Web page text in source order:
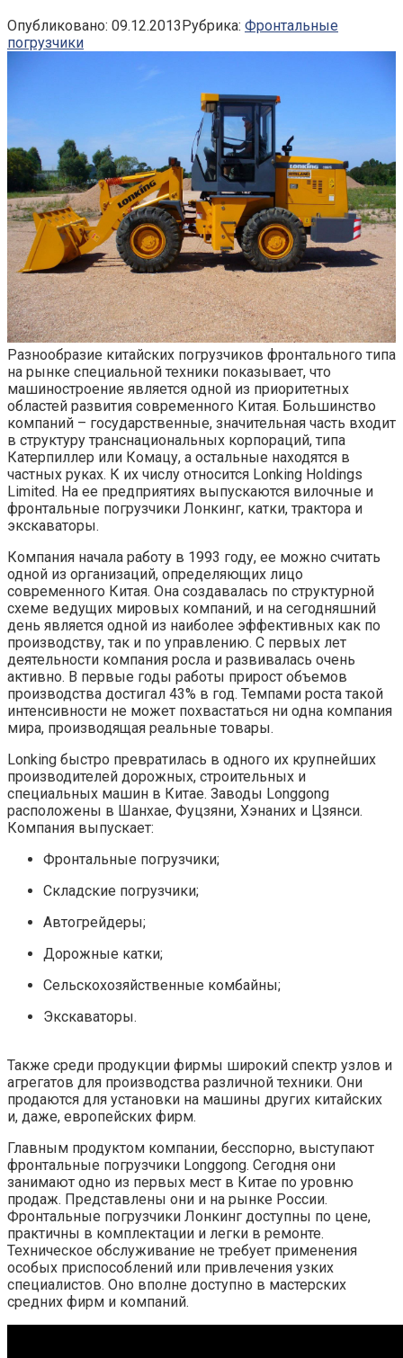
Опубликовано: 09.12.2013Рубрика: Фронтальные
погрузчики
Разнообразие китайских погрузчиков фронтального типа
на рынке специальной техники показывает, что
машиностроение является одной из приоритетных
областей развития современного Китая. Большинство
компаний – государственные, значительная часть входит
в структуру транснациональных корпораций, типа
Катерпиллер или Комацу, а остальные находятся в
частных руках. К их числу относится Lonking Holdings
Limited. На ее предприятиях выпускаются вилочные и
фронтальные погрузчики Лонкинг, катки, трактора и
экскаваторы.
Компания начала работу в 1993 году, ее можно считать
одной из организаций, определяющих лицо
современного Китая. Она создавалась по структурной
схеме ведущих мировых компаний, и на сегодняшний
день является одной из наиболее эффективных как по
производству, так и по управлению. С первых лет
деятельности компания росла и развивалась очень
активно. В первые годы работы прирост объемов
производства достигал 43% в год. Темпами роста такой
интенсивности не может похвастаться ни одна компания
мира, производящая реальные товары.
Lonking быстро превратилась в одного их крупнейших
производителей дорожных, строительных и
специальных машин в Китае. Заводы Longgong
расположены в Шанхае, Фуцзяни, Хэнаних и Цзянси.
Компания выпускает:
Фронтальные погрузчики;
Складские погрузчики;
Автогрейдеры;
Дорожные катки;
Сельскохозяйственные комбайны;
Экскаваторы.
Также среди продукции фирмы широкий спектр узлов и
агрегатов для производства различной техники. Они
продаются для установки на машины других китайских
и, даже, европейских фирм.
Главным продуктом компании, бесспорно, выступают
фронтальные погрузчики Longgong. Сегодня они
занимают одно из первых мест в Китае по уровню
продаж. Представлены они и на рынке России.
Фронтальные погрузчики Лонкинг доступны по цене,
практичны в комплектации и легки в ремонте.
Техническое обслуживание не требует применения
особых приспособлений или привлечения узких
специалистов. Оно вполне доступно в мастерских
средних фирм и компаний.